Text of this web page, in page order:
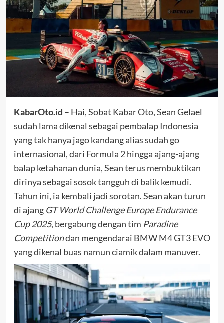
KabarOto.id – Hai, Sobat Kabar Oto, Sean Gelael
sudah lama dikenal sebagai pembalap Indonesia
yang tak hanya jago kandang alias sudah go
internasional, dari Formula 2 hingga ajang-ajang
balap ketahanan dunia, Sean terus membuktikan
dirinya sebagai sosok tangguh di balik kemudi.
Tahun ini, ia kembali jadi sorotan. Sean akan turun
di ajang GT World Challenge Europe Endurance
Cup 2025, bergabung dengan tim Paradine
Competitiondan mengendarai BMW M4 GT3 EVO
yang dikenal buas namun ciamik dalam manuver.